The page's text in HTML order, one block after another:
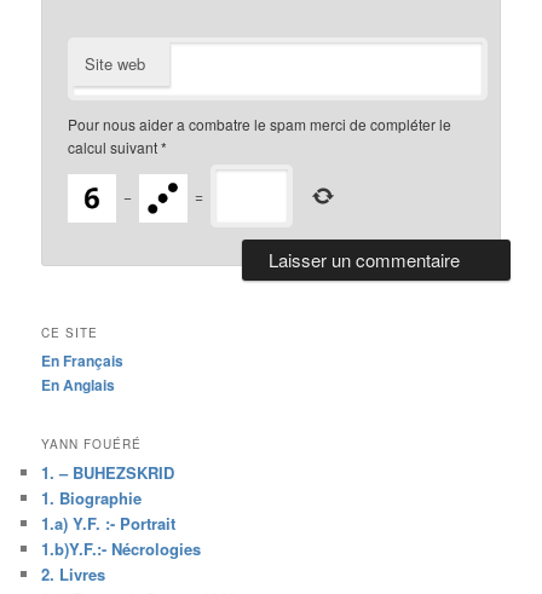
Site web
Pour nous aider a combatre le spam merci de compléter le
calcul suivant*
− =
CE SITE
En Français
En Anglais
YANN FOUÉRÉ
1. – BUHEZSKRID
1. Biographie
1.a) Y.F. :- Portrait
1.b)Y.F.:- Nécrologies
2. Livres